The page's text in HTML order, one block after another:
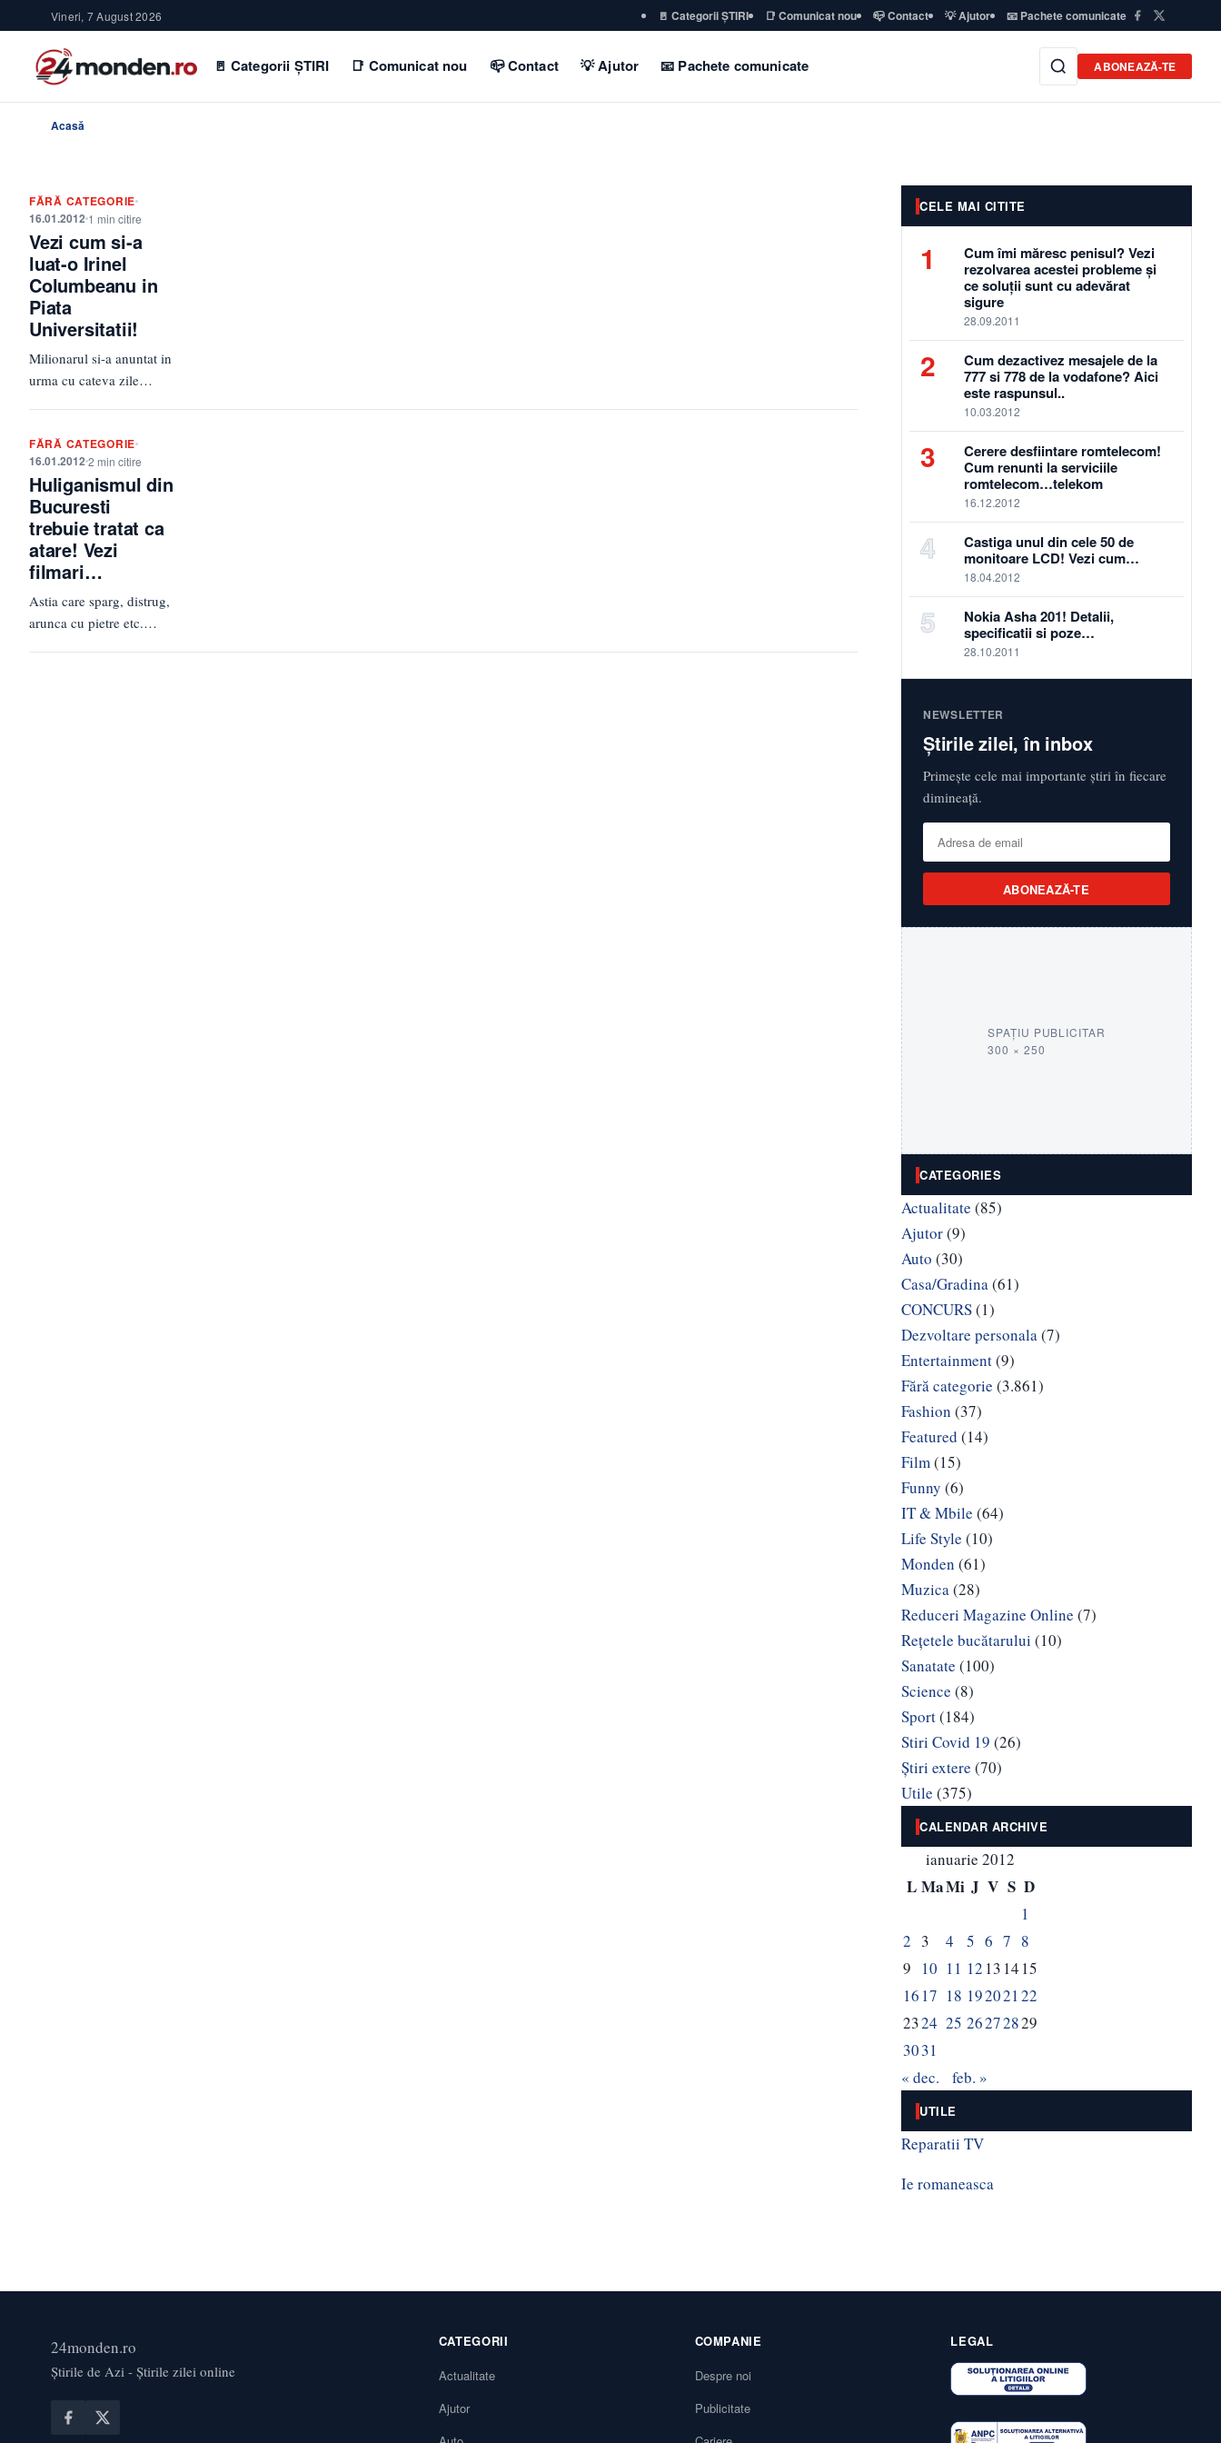
Vineri, 7 August 2026 🚪 Categorii ȘTIRI 📑 Comunicat nou 📪 Contact 💡 Ajutor 📧 Pachete comunicate
🚪 Categorii ȘTIRI 📑 Comunicat nou 📪 Contact 💡 Ajutor 📧 Pachete comunicate ABONEAZĂ-TE
Acasă
FĂRĂ CATEGORIE
16.01.2012 1 min citire
Vezi cum si-a
luat-o Irinel
Columbeanu in
Piata
Universitatii!
Milionarul si-a anuntat in
urma cu cateva zile
fost realul motiv…
FĂRĂ CATEGORIE
16.01.2012 2 min citire
Huliganismul din
Bucuresti
trebuie tratat ca
atare! Vezi
filmari…
Astia care sparg, distrug,
arunca cu pietre etc.
CELE MAI CITITE
1
Cum îmi măresc penisul? Vezi
rezolvarea acestei probleme și
ce soluții sunt cu adevărat
sigure
28.09.2011
2
Cum dezactivez mesajele de la
777 si 778 de la vodafone? Aici
este raspunsul..
10.03.2012
3
Cerere desfiintare romtelecom!
Cum renunti la serviciile
romtelecom…telekom
16.12.2012
4
Castiga unul din cele 50 de
monitoare LCD! Vezi cum…
18.04.2012
5
Nokia Asha 201! Detalii,
specificatii si poze…
28.10.2011
NEWSLETTER
Știrile zilei, în inbox
Primește cele mai importante știri în fiecare
dimineață.
ABONEAZĂ-TE
SPAȚIU PUBLICITAR
300 × 250
CATEGORIES
Actualitate (85)
Ajutor(9)
Auto (30)
Casa/Gradina(61)
CONCURS(1)
Dezvoltare personala(7)
Entertainment(9)
Fără categorie (3.861)
Fashion (37)
Featured (14)
Film(15)
Funny (6)
IT & Mbile (64)
Life Style (10)
Monden (61)
Muzica(28)
Reduceri Magazine Online (7)
Rețetele bucătarului (10)
Sanatate (100)
Science (8)
Sport(184)
Stiri Covid 19 (26)
Știri extere (70)
Utile (375)
CALENDAR ARCHIVE
ianuarie 2012
L MaMi J V S D
1
2 3 4 5 6 7 8
9
10 11 12 13 14 15
16 17 18 19202122
2324 25 26272829
3031
« dec.
feb. »
UTILE
Reparatii TV
Ie romaneasca
24monden.ro
Știrile de Azi - Știrile zilei online
CATEGORII
Actualitate
Ajutor
COMPANIE
Despre noi
Publicitate
LEGAL